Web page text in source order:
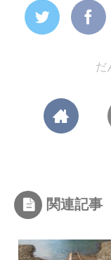
だ
関連記事